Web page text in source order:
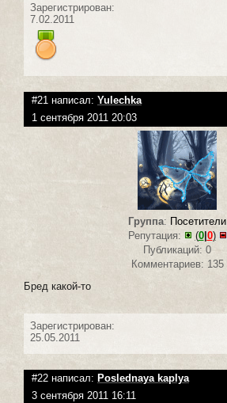
Зарегистрирован:
7.02.2011
#21 написал: Yulechka
1 сентября 2011 20:03
Группа: Посетители
Репутация:
(0|0)
Публикаций: 0
Комментариев: 135
Бред какой-то
Зарегистрирован:
25.05.2011
#22 написал: Poslednaya kaplya
3 сентября 2011 16:11